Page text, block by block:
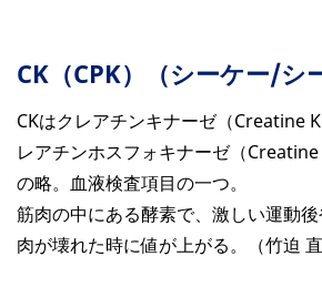
CK（CPK）（シーケー/シ
CKはクレアチンキナーゼ（Creatine
レアチンホスフォキナーゼ（
の略。血液検査項目の一つ。
筋肉の中にある酵素で、激しい運動
肉が壊れた時に値が上がる。（竹迫 直